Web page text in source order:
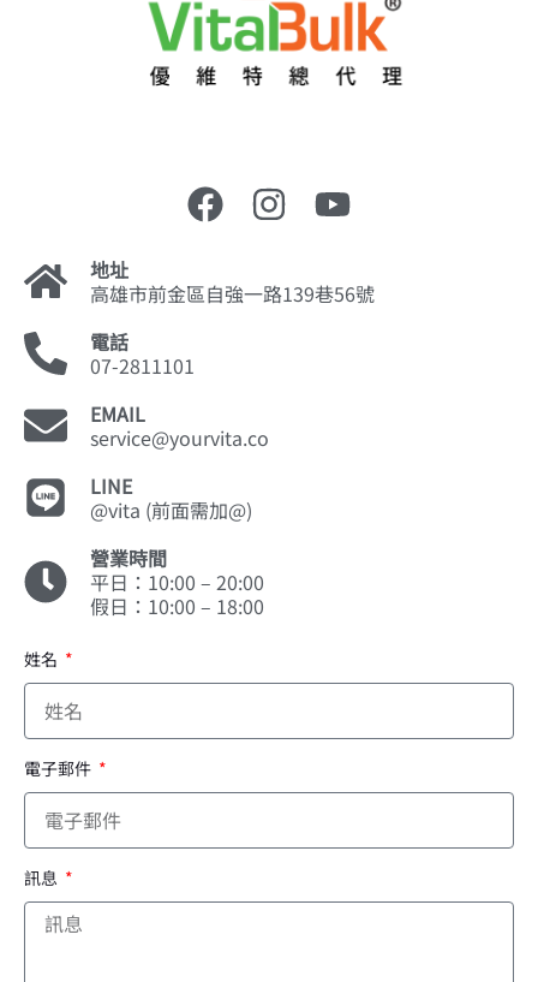
地址
高雄市前金區自強一路139巷56號
電話
07-2811101
EMAIL
service@yourvita.co
LINE
@vita (前面需加@)
營業時間
平日：10:00 – 20:00
假日：10:00 – 18:00
姓名
電子郵件
訊息